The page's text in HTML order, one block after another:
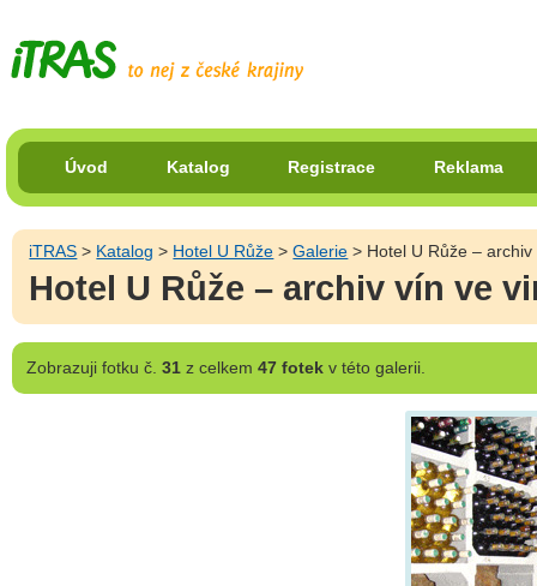
Úvod Katalog Registrace Reklama
iTRAS > Katalog > Hotel U Růže >Galerie > Hotel U Růže –
Hotel U Růže – archiv vín ve
Zobrazujifotku č. 31z celkem 47 fotekv této galerii.